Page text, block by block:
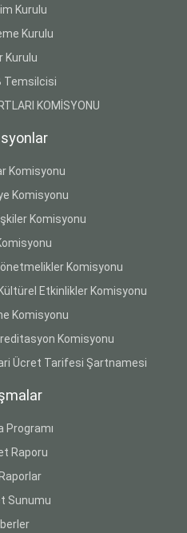
Kurulu
Kurulu
Kurulu
Temsilcisi
KOMİSYONU
Komisyonu
Komisyonu
Komisyonu
Komisyonu
Etkinlikler Komisyonu
Komisyonu
Komisyonu
Ücret Tarifesi Şartnamesi
Programı
Raporu
Sunumu